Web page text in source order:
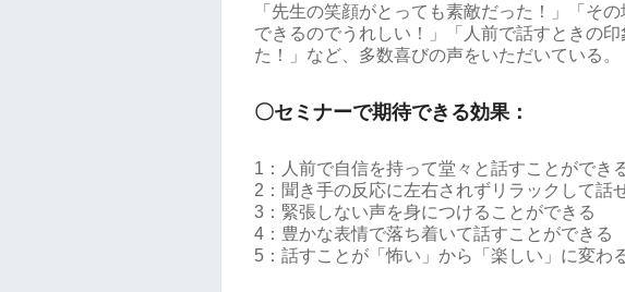
「先生の笑顔がとっても素敵だった！」「そ
できるのでうれしい！」「人前で話すときの
た！」など、多数喜びの声をいただいている。
〇セミナーで期待できる効果：
1：人前で自信を持って堂々と話すことができ
2：聞き手の反応に左右されずリラックして話
3：緊張しない声を身につけることができる
4：豊かな表情で落ち着いて話すことができる
5：話すことが「怖い」から「楽しい」に変わ